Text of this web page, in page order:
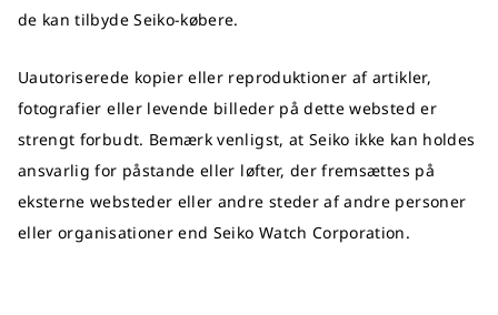
de kan tilbyde Seiko-købere.
Uautoriserede kopier eller reproduktioner af artikler,
fotografier eller levende billeder på dette websted er
strengt forbudt. Bemærk venligst, at Seiko ikke kan holdes
ansvarlig for påstande eller løfter, der fremsættes på
eksterne websteder eller andre steder af andre personer
eller organisationer end Seiko Watch Corporation.